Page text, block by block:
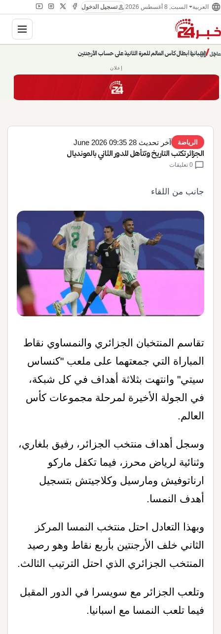
language العربية السبت, 8 أغسطس 2026 personتسجيل الدخول
عاجل/إسبانيا أبطال كأس العالم للمرة الثانية على حساب الأرجنتين chevron_right
pause
chevron_left
إعلان
الرياضة آخر تحديث 28 June 2026 09:35
الجزائر تكتب التاريخ وتتأهل للدور الثاني بالمونديال
chat_bubble
جانب من اللقاء
تقاسم المنتخبان الجزائري والنمساوي نقاط
المباراة التي جمعتهما على ملعب "كنساس
سيتي" وانتهت بثلاثة أهداف في كل شبكة،
في الجولة الأخيرة لمرحلة مجموعات كأس
العالم.
وسجل أهداف منتخب الجزائر، رفيق بلغاري،
وثنائية لرياض محرز، فيما تكفل ماركو
ارناتوفيش ومارسيل وكلاجيتش بتسجيل
أهدف النمسا.
وبهذا التعادل احتل منتخب النمسا المركز
الثاني خلف الأرجنتين بأربع نقاط وهو رصيد
المنتخب الجزائري الذي احتل الترتيب الثالث.
وتلعب الجزائر مع سويسرا في الدور المقبل
فيما تلعب النمسا مع اسبانيا.